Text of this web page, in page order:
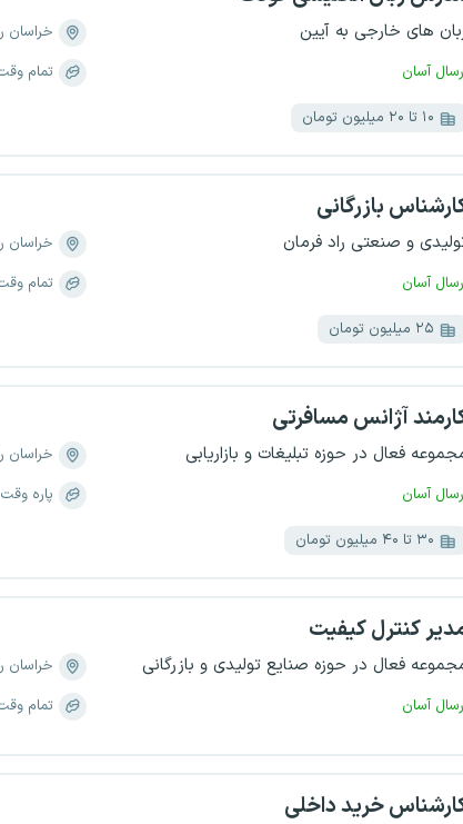
های خارجی به آیین
آسان
خراسان
تمام
۱۰ تا ۲۰ میلیون تومان
بازرگانی
و صنعتی راد فرمان
آسان
خراسان
تمام
۲۵ میلیون تومان
آژانس مسافرتی
فعال در حوزه تبلیغات و بازاریابی
آسان
خراسان
پاره وقت
۳۰ تا ۴۰ میلیون تومان
کنترل کیفیت
فعال در حوزه صنایع تولیدی و بازرگانی
آسان
خراسان
تمام
خرید داخلی